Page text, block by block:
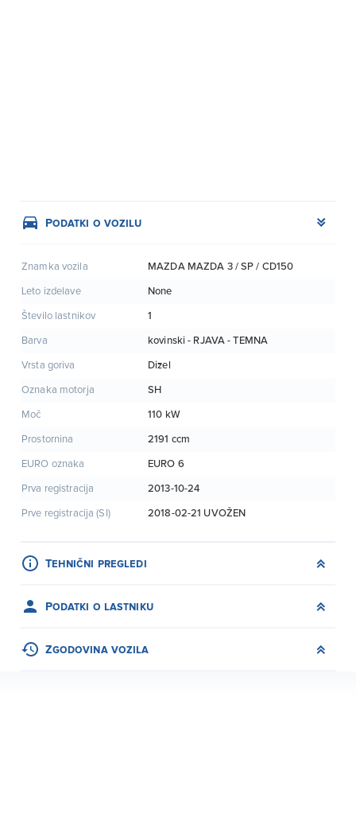
Podatki o vozilu
Znamka vozila MAZDA MAZDA 3 / SP / CD150
Leto izdelave None
Število lastnikov 1
Barva kovinski - RJAVA - TEMNA
Vrsta goriva Dizel
Oznaka motorja SH
Moč 110 kW
Prostornina 2191 ccm
EURO oznaka EURO 6
Prva registracija 2013-10-24
Prve registracija (SI) 2018-02-21 UVOŽEN
Tehnični pregledi
Podatki o lastniku
Zgodovina vozila